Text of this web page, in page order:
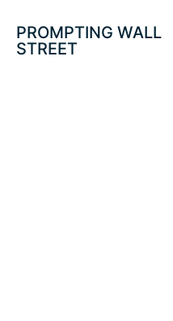
PROMPTING WALL
STREET